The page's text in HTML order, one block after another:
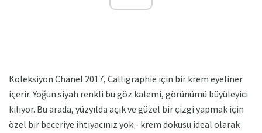
Koleksiyon Chanel 2017, Calligraphie için bir krem ​​eyeliner
içerir. Yoğun siyah renkli bu göz kalemi, görünümü büyüleyici
kılıyor. Bu arada, yüzyılda açık ve güzel bir çizgi yapmak için
özel bir beceriye ihtiyacınız yok - krem ​​dokusu ideal olarak